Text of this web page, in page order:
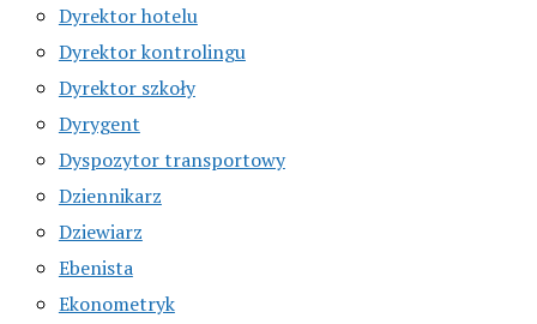
Dyrektor hotelu
Dyrektor kontrolingu
Dyrektor szkoły
Dyrygent
Dyspozytor transportowy
Dziennikarz
Dziewiarz
Ebenista
Ekonometryk